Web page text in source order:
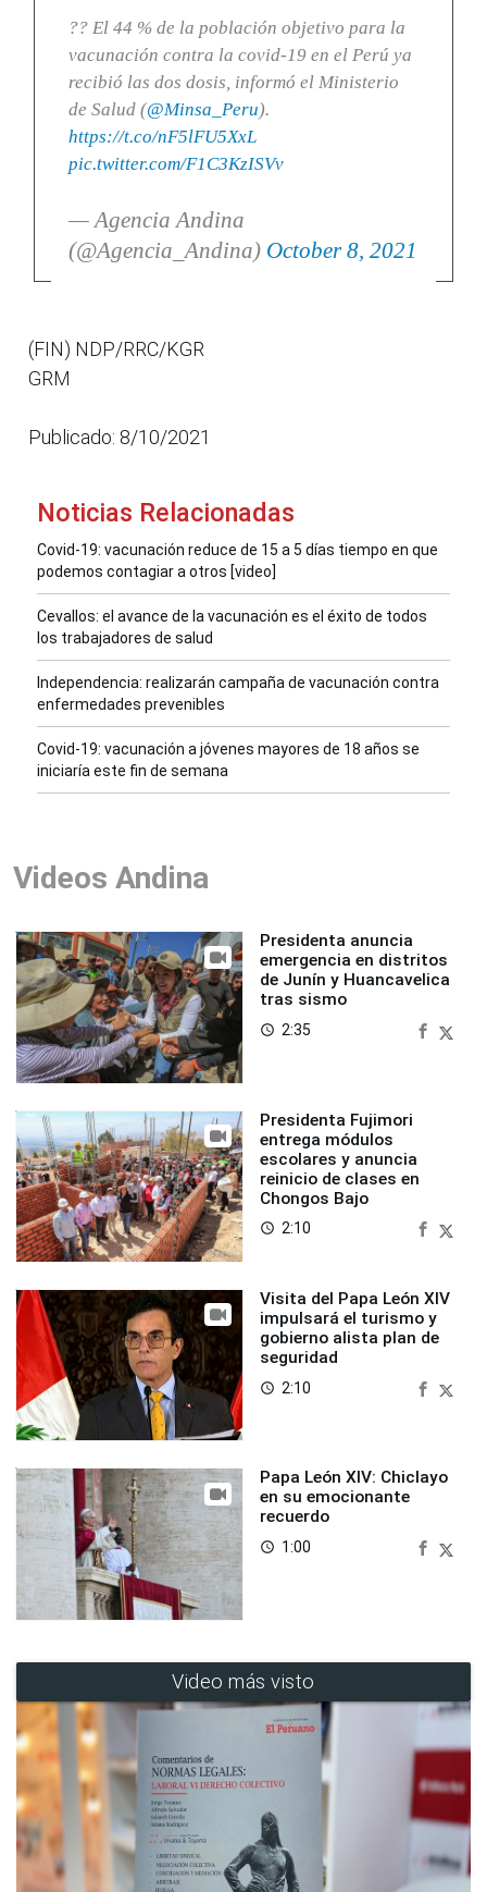
?? El 44 % de la población objetivo para la
vacunación contra la covid-19 en el Perú ya
recibió las dos dosis, informó el Ministerio
de Salud (@Minsa_Peru).
https://t.co/nF5lFU5XxL
pic.twitter.com/F1C3KzISVv
— Agencia Andina
(@Agencia_Andina) October 8, 2021
(FIN) NDP/RRC/KGR
GRM
Publicado: 8/10/2021
Noticias Relacionadas
Covid-19: vacunación reduce de 15 a 5 días tiempo en que
podemos contagiar a otros [video]
Cevallos: el avance de la vacunación es el éxito de todos
los trabajadores de salud
Independencia: realizarán campaña de vacunación contra
enfermedades prevenibles
Covid-19: vacunación a jóvenes mayores de 18 años se
iniciaría este fin de semana
Videos Andina
Presidenta anuncia
emergencia en distritos
de Junín y Huancavelica
tras sismo
access_time 2:35
Presidenta Fujimori
entrega módulos
escolares y anuncia
reinicio de clases en
Chongos Bajo
access_time 2:10
Visita del Papa León XIV
impulsará el turismo y
gobierno alista plan de
seguridad
access_time 2:10
Papa León XIV: Chiclayo
en su emocionante
recuerdo
access_time 1:00
Video más visto